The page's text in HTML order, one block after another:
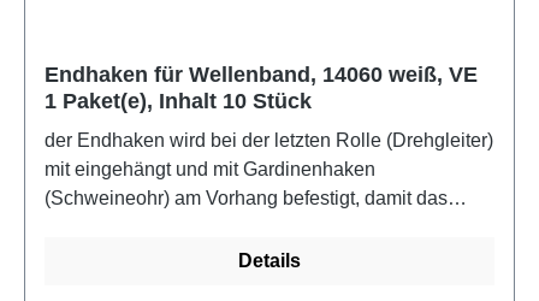
Endhaken für Wellenband, 14060 weiß, VE
1 Paket(e), Inhalt 10 Stück
der Endhaken wird bei der letzten Rolle (Drehgleiter)
mit eingehängt und mit Gardinenhaken
(Schweineohr) am Vorhang befestigt, damit das
sauber abschließt. 100% Polyoxymethylen, Zubehör
Details